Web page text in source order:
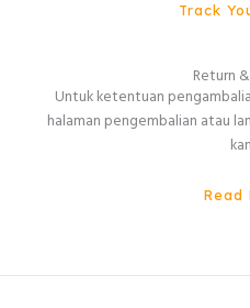
Track
Return
Untuk ketentuan
halaman pengembalian atau
Read